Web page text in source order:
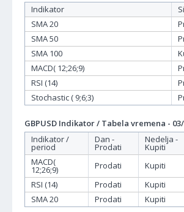
Indikator
SMA 20
SMA 50
SMA 100
MACD( 12;26;9)
RSI (14)
Stochastic ( 9;6;3)
GBPUSD Indikator / Tabela vremena -
Indikator /
period
Dan -
Prodati
Nedelja -
Kupiti
MACD(
12;26;9) Prodati Kupiti
RSI (14)
Prodati Kupiti
SMA 20
Prodati Kupiti